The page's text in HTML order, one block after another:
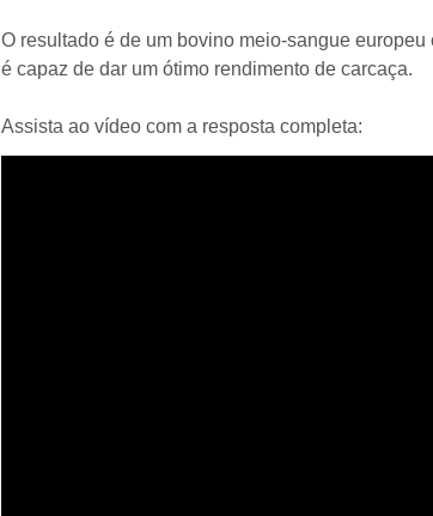
O resultado é de um bovino meio-sangue
é capaz de dar um ótimo rendimento de carcaça.
Assista ao vídeo com a resposta completa: